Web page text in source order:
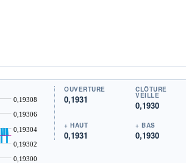
0,19300
0,19302
0,19304
0,19306
0,19308
OUVERTURE
0,1931
CLÔTURE
VEILLE
0,1930
+ HAUT
0,1931
+ BAS
0,1930